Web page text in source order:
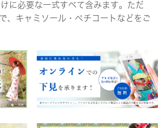
に必要な一式すべて含みます。ただ
、キャミソール・ペチコートなどをご